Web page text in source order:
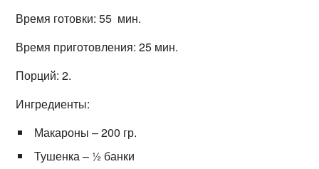
Время готовки: 55 мин.
Время приготовления: 25 мин.
Порций: 2.
Ингредиенты:
Макароны – 200 гр.
Тушенка – ½ банки